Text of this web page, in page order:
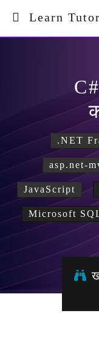
Learn
.NET
asp.net-
JavaScript
Microsoft